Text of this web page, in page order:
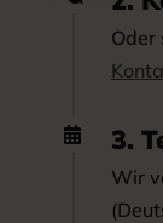
Oder
 3.
Wir